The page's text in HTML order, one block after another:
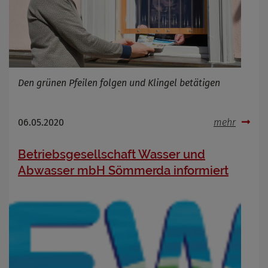
Den grünen Pfeilen folgen und Klingel betätigen
06.05.2020 mehr
Betriebsgesellschaft Wasser und
Abwasser mbH Sömmerda informiert
Infos schließen